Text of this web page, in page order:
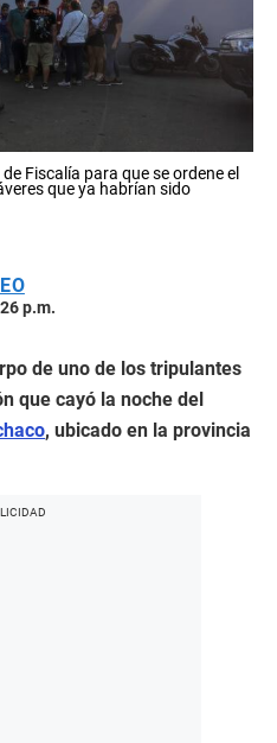
Fiscalía para que se ordene el
que ya habrían sido
p.m.
de uno de los tripulantes
que cayó la noche del
, ubicado en la provincia